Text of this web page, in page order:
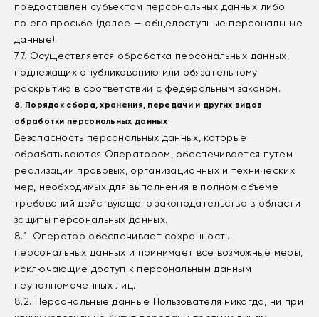
предоставлен субъектом персональных данных либо
по его просьбе (далее — общедоступные персональные
данные).
7.7. Осуществляется обработка персональных данных,
подлежащих опубликованию или обязательному
раскрытию в соответствии с федеральным законом.
8. Порядок сбора, хранения, передачи и других видов
обработки персональных данных
Безопасность персональных данных, которые
обрабатываются Оператором, обеспечивается путем
реализации правовых, организационных и технических
мер, необходимых для выполнения в полном объеме
требований действующего законодательства в области
защиты персональных данных.
8.1. Оператор обеспечивает сохранность
персональных данных и принимает все возможные меры,
исключающие доступ к персональным данным
неуполномоченных лиц.
8.2. Персональные данные Пользователя никогда, ни при